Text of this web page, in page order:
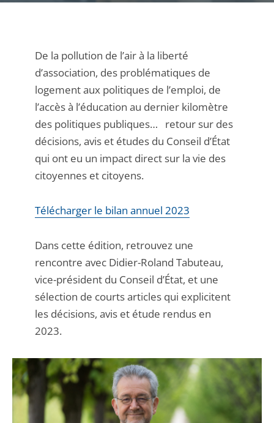
De la pollution de l’air à la liberté
d’association, des problématiques de
logement aux politiques de l’emploi, de
l’accès à l’éducation au dernier kilomètre
des politiques publiques… retour sur des
décisions, avis et études du Conseil d’État
qui ont eu un impact direct sur la vie des
citoyennes et citoyens.
Télécharger le bilan annuel 2023
Dans cette édition, retrouvez une
rencontre avec Didier-Roland Tabuteau,
vice-président du Conseil d’État, et une
sélection de courts articles qui explicitent
les décisions, avis et étude rendus en
2023.